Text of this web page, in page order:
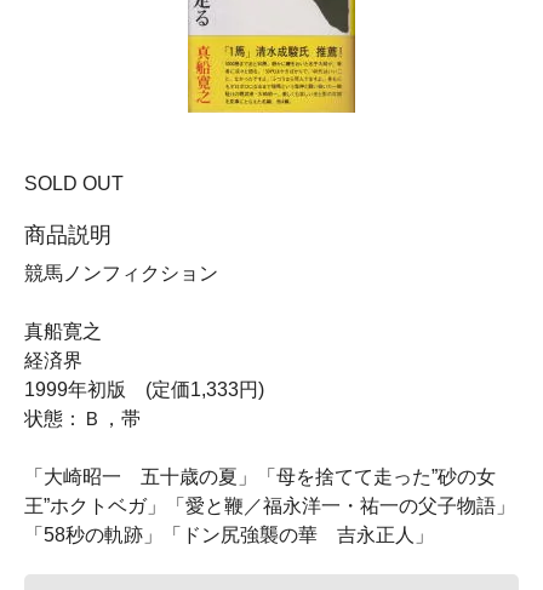
SOLD OUT
商品説明
競馬ノンフィクション
真船寛之
経済界
1999年初版 (定価1,333円)
状態：Ｂ，帯
「大崎昭一 五十歳の夏」「母を捨てて走った”砂の女
王”ホクトベガ」「愛と鞭／福永洋一・祐一の父子物語」
「58秒の軌跡」「ドン尻強襲の華 吉永正人」